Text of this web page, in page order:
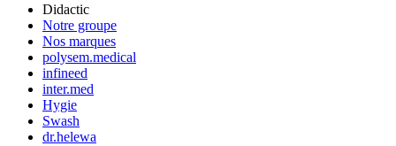
Didactic
Notre groupe
Nos marques
polysem.medical
infineed
inter.med
Hygie
Swash
dr.helewa